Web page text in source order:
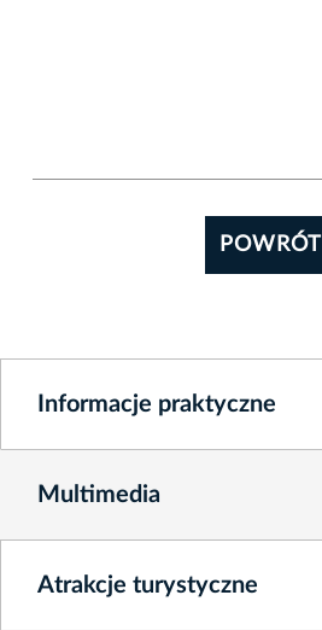
POWRÓT
Informacje praktyczne
Multimedia
Atrakcje turystyczne